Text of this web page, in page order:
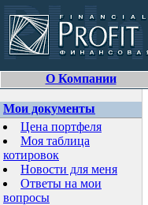
О Компании
Мои документы
Цена портфеля
Моя таблица
котировок
Новости для меня
Ответы на мои
вопросы